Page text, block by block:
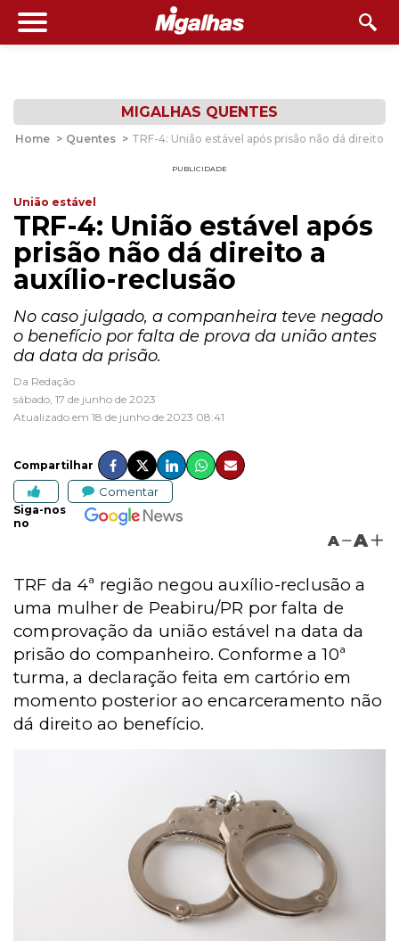
MIGALHAS QUENTES
Home > Quentes > TRF-4: União estável após prisão não dá direito a
PUBLICIDADE
União estável
TRF-4: União estável após
prisão não dá direito a
auxílio-reclusão
No caso julgado, a companheira teve negado
o benefício por falta de prova da união antes
da data da prisão.
Da Redação
sábado, 17 de junho de 2023
Atualizado em 18 de junho de 2023 08:41
Compartilhar
Comentar
Siga-nos
no
A A
TRF da 4ª região negou auxílio-reclusão a
uma mulher de Peabiru/PR por falta de
comprovação da união estável na data da
prisão do companheiro. Conforme a 10ª
turma, a declaração feita em cartório em
momento posterior ao encarceramento não
dá direito ao benefício.